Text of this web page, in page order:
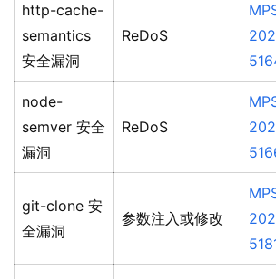
http-cache-
semantics
安全漏洞
ReDoS
node-
semver 安全
漏洞
ReDoS
git-clone 安
全漏洞
参数注入或修改